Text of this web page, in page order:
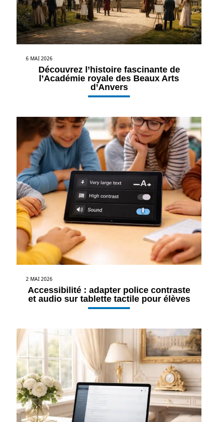
6 MAI 2026
Découvrez l’histoire fascinante de
l’Académie royale des Beaux Arts
d’Anvers
2 MAI 2026
Accessibilité : adapter police contraste
et audio sur tablette tactile pour élèves